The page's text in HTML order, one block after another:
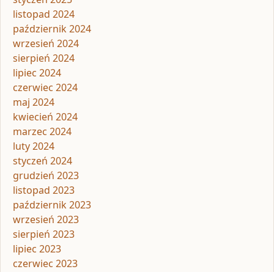
listopad 2024
październik 2024
wrzesień 2024
sierpień 2024
lipiec 2024
czerwiec 2024
maj 2024
kwiecień 2024
marzec 2024
luty 2024
styczeń 2024
grudzień 2023
listopad 2023
październik 2023
wrzesień 2023
sierpień 2023
lipiec 2023
czerwiec 2023